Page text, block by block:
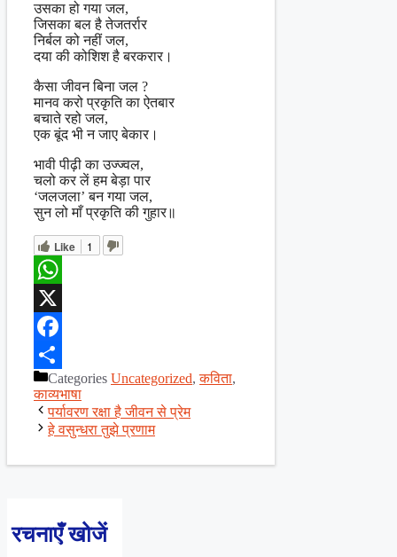
उसका हो गया जल,
जिसका बल है तेजतर्रार
निर्बल को नहीं जल,
दया की कोशिश है बरकरार।
कैसा जीवन बिना जल ?
मानव करो प्रकृति का ऐतबार
बचाते रहो जल,
एक बूंद भी न जाए बेकार।
भावी पीढ़ी का उज्ज्वल,
चलो कर लें हम बेड़ा पार
‘जलजला’ बन गया जल,
सुन लो माँ प्रकृति की गुहार॥
Like 1
WhatsApp
X
Facebook
ShareCategories Uncategorized,कविता,
काव्यभाषा
पर्यावरण रक्षा है जीवन से प्रेम
हे वसुन्धरा तुझे प्रणाम
रचनाएँ खोजें